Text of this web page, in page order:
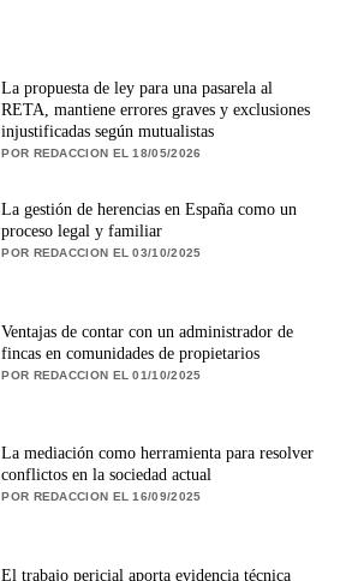
La propuesta de ley para una pasarela al
RETA, mantiene errores graves y exclusiones
injustificadas según mutualistas
POR REDACCION EL 18/05/2026
La gestión de herencias en España como un
proceso legal y familiar
POR REDACCION EL 03/10/2025
Ventajas de contar con un administrador de
fincas en comunidades de propietarios
POR REDACCION EL 01/10/2025
La mediación como herramienta para resolver
conflictos en la sociedad actual
POR REDACCION EL 16/09/2025
El trabajo pericial aporta evidencia técnica